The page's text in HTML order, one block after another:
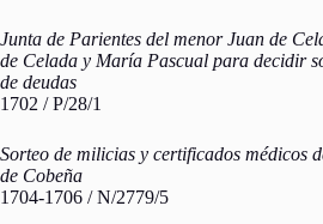
Junta de Parientes del menor Juan de
de Celada y María Pascual para decidir
de deudas
1702 / P/28/1
Sorteo de milicias y certificados médicos
de Cobeña
1704-1706 / N/2779/5